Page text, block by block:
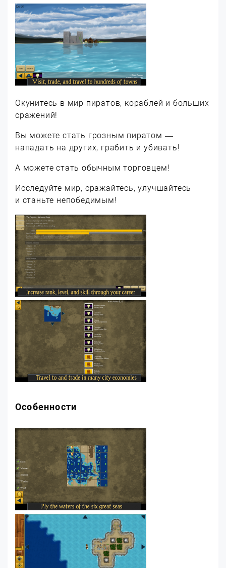
Окунитесь в мир пиратов, кораблей и больших
сражений!
Вы можете стать грозным пиратом —
нападать на других, грабить и убивать!
А можете стать обычным торговцем!
Исследуйте мир, сражайтесь, улучшайтесь
и станьте непобедимым!
Особенности